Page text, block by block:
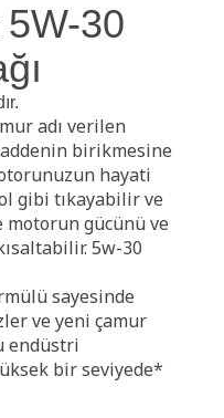
30
adı verilen
birikmesine
hayati
gibi tıkayabilir ve
gücünü ve
5w-30
sayesinde
ve yeni çamur
endüstri
bir seviyede*